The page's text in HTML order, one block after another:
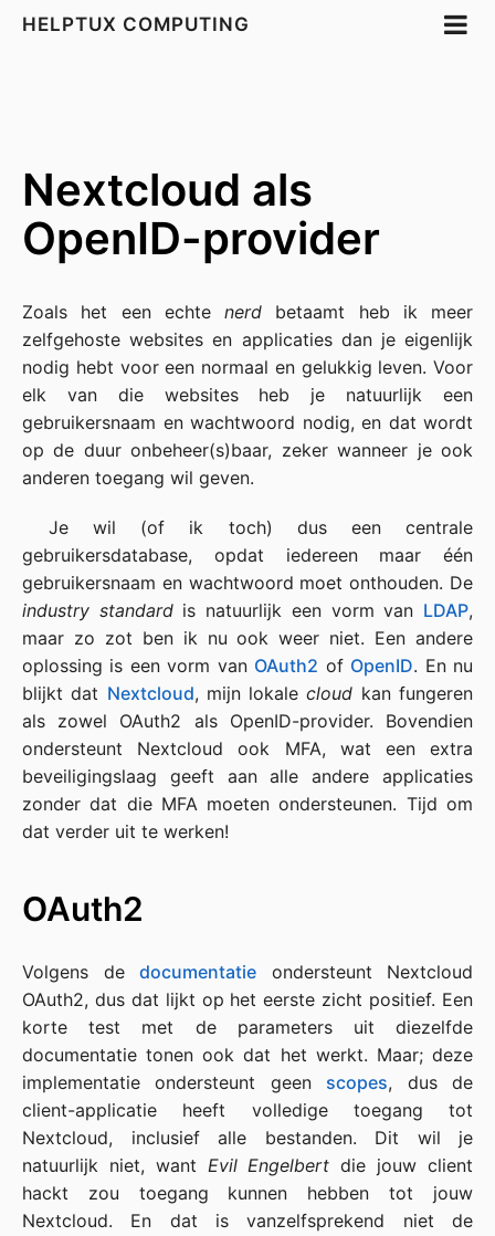
HELPTUX COMPUTING
Nextcloud als
OpenID-provider
Zoals het een echte nerd betaamt heb ik meer
zelfgehoste websites en applicaties dan je eigenlijk
nodig hebt voor een normaal en gelukkig leven. Voor
elk van die websites heb je natuurlijk een
gebruikersnaam en wachtwoord nodig, en dat wordt
op de duur onbeheer(s)baar, zeker wanneer je ook
anderen toegang wil geven.
Je wil (of ik toch) dus een centrale
gebruikersdatabase, opdat iedereen maar één
gebruikersnaam en wachtwoord moet onthouden. De
industry standardis natuurlijk een vorm van LDAP,
maar zo zot ben ik nu ook weer niet. Een andere
oplossing is een vorm van OAuth2 of OpenID. En nu
blijkt dat Nextcloud, mijn lokalecloud kan fungeren
als zowel OAuth2 als OpenID-provider. Bovendien
ondersteunt Nextcloud ook MFA, wat een extra
beveiligingslaag geeft aan alle andere applicaties
zonder dat die MFA moeten ondersteunen. Tijd om
dat verder uit te werken!
OAuth2
Volgens de documentatie ondersteunt Nextcloud
OAuth2, dus dat lijkt op het eerste zicht positief. Een
korte test met de parameters uit diezelfde
documentatie tonen ook dat het werkt. Maar; deze
implementatie ondersteunt geen scopes, dus de
client-applicatie heeft volledige toegang tot
Nextcloud, inclusief alle bestanden. Dit wil je
natuurlijk niet, want Evil Engelbert die jouw client
hackt zou toegang kunnen hebben tot jouw
Nextcloud. En dat is vanzelfsprekend niet de